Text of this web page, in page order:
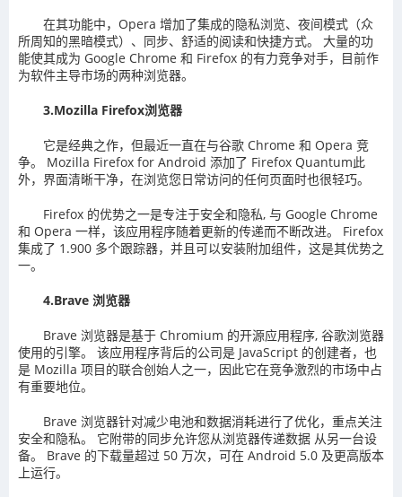
在其功能中，Opera 增加了集成的隐私浏览、夜间模式（众
所周知的黑暗模式）、同步、舒适的阅读和快捷方式。 大量的功
能使其成为 Google Chrome 和 Firefox 的有力竞争对手，目前作
为软件主导市场的两种浏览器。
3.Mozilla Firefox浏览器
它是经典之作，但最近一直在与谷歌 Chrome 和 Opera 竞
争。 Mozilla Firefox for Android 添加了 Firefox Quantum此
外，界面清晰干净，在浏览您日常访问的任何页面时也很轻巧。
Firefox 的优势之一是专注于安全和隐私, 与 Google Chrome
和 Opera 一样，该应用程序随着更新的传递而不断改进。 Firefox
集成了 1.900 多个跟踪器，并且可以安装附加组件，这是其优势之
一。
4.Brave 浏览器
Brave 浏览器是基于 Chromium 的开源应用程序, 谷歌浏览器
使用的引擎。 该应用程序背后的公司是 JavaScript 的创建者，也
是 Mozilla 项目的联合创始人之一，因此它在竞争激烈的市场中占
有重要地位。
Brave 浏览器针对减少电池和数据消耗进行了优化，重点关注
安全和隐私。 它附带的同步允许您从浏览器传递数据 从另一台设
备。 Brave 的下载量超过 50 万次，可在 Android 5.0 及更高版本
上运行。